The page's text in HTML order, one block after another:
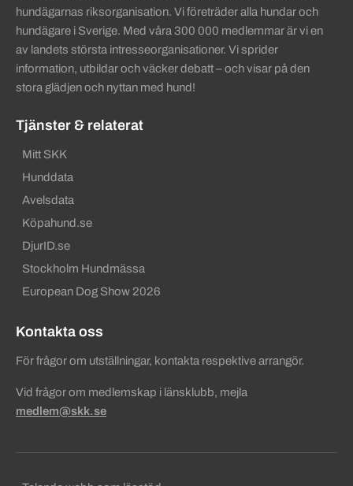
hundägarnas riksorganisation. Vi företräder alla hundar och
hundägare i Sverige. Med våra 300 000 medlemmar är vi en
av landets största intresseorganisationer. Vi sprider
information, utbildar och väcker debatt – och visar på den
stora glädjen och nyttan med hund!
Tjänster & relaterat
Mitt SKK
Hunddata
Avelsdata
Köpahund.se
DjurID.se
Stockholm Hundmässa
European Dog Show 2026
Kontakta oss
För frågor om utställningar, kontakta respektive arrangör.
Vid frågor om medlemskap i länsklubb, mejla
medlem@skk.se